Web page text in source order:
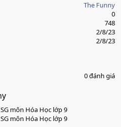
The Funny
0
748
2/8/23
2/8/23
0 đánh giá
môn Hóa Học lớp 9
môn Hóa Học lớp 9